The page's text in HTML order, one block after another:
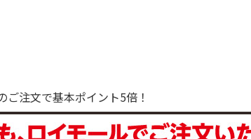
ご注文で基本ポイント5倍！